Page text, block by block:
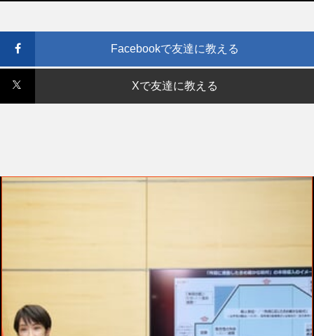
Facebookで友達に教える
Xで友達に教える